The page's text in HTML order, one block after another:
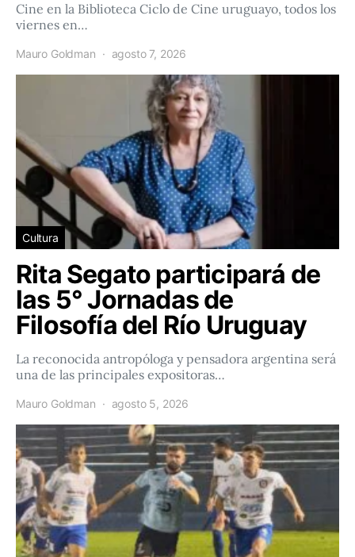
Cine en la Biblioteca Ciclo de Cine uruguayo, todos los
viernes en…
Mauro Goldman agosto 7, 2026
Cultura
Rita Segato participará de
las 5° Jornadas de
Filosofía del Río Uruguay
La reconocida antropóloga y pensadora argentina será
una de las principales expositoras…
Mauro Goldman agosto 5, 2026